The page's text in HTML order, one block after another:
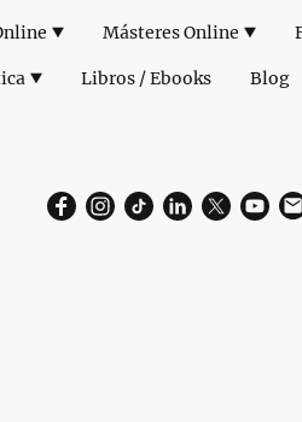
Másteres Online
Libros / Ebooks Blog